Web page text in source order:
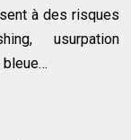
à des risques
usurpation
bleue…